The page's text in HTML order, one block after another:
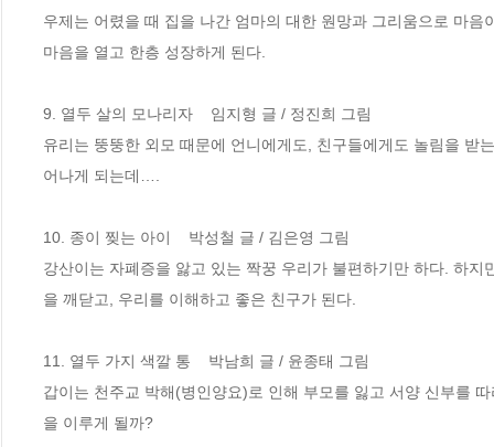
우제는 어렸을 때 집을 나간 엄마의 대한 원망과 그리움으로 마
마음을 열고 한층 성장하게 된다.
9. 열두 살의 모나리자    임지형 글 / 정진희 그림
유리는 뚱뚱한 외모 때문에 언니에게도, 친구들에게도 놀림을 받
어나게 되는데….
10. 종이 찢는 아이    박성철 글 / 김은영 그림
강산이는 자폐증을 앓고 있는 짝꿍 우리가 불편하기만 하다. 하
을 깨닫고, 우리를 이해하고 좋은 친구가 된다.
11. 열두 가지 색깔 통    박남희 글 / 윤종태 그림
갑이는 천주교 박해(병인양요)로 인해 부모를 잃고 서양 신부를
을 이루게 될까?